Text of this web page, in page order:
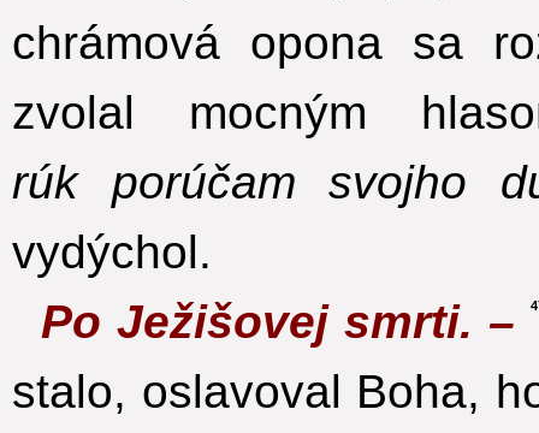
chrámová opona sa
zvolal mocným
rúk porúčam svojho
vydýchol.
Po Ježišovej smrti. –
stalo, oslavoval Boha,